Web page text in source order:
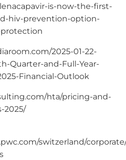
is-now-the-first-
hiv-prevention-option-
2025-01-22-
Quarter-and-Full-Year-
Financial-Outlook
hta/pricing-and-
2025/
switzerland/